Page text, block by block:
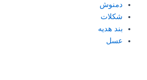
دمنوش
شکلات
بند هدیه
عسل